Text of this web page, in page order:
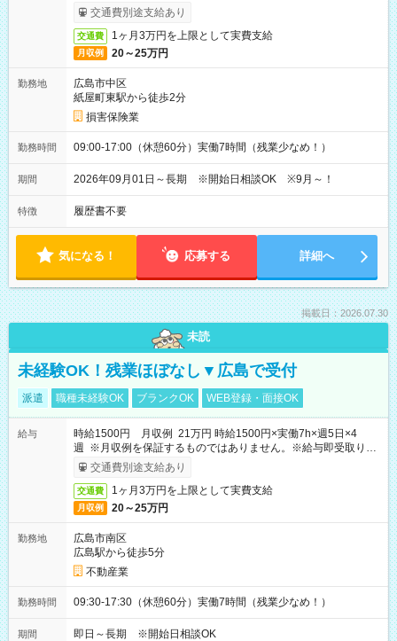
ービス利用可（利用条件有）
交通費別途支給あり
交通費 1ヶ月3万円を上限として実費支給
月収例 20～25万円
勤務地
広島市中区
紙屋町東駅から徒歩2分
損害保険業
勤務時間 09:00-17:00（休憩60分）実働7時間（残業少なめ！）
期間 2026年09月01日～長期 ※開始日相談OK ※9月～！
特徴 履歴書不要
気になる！ 応募する 詳細へ
掲載日：2026.07.30
未読
未経験OK！残業ほぼなし▼広島で受付
派遣 職種未経験OK ブランクOK WEB登録・面接OK
給与
時給1500円 月収例 21万円 時給1500円×実働7h×週5日×4
週 ※月収例を保証するものではありません。※給与即受取りサ
ービス利用可（利用条件有）
交通費別途支給あり
交通費 1ヶ月3万円を上限として実費支給
月収例 20～25万円
勤務地
広島市南区
広島駅から徒歩5分
不動産業
勤務時間 09:30-17:30（休憩60分）実働7時間（残業少なめ！）
期間 即日～長期 ※開始日相談OK